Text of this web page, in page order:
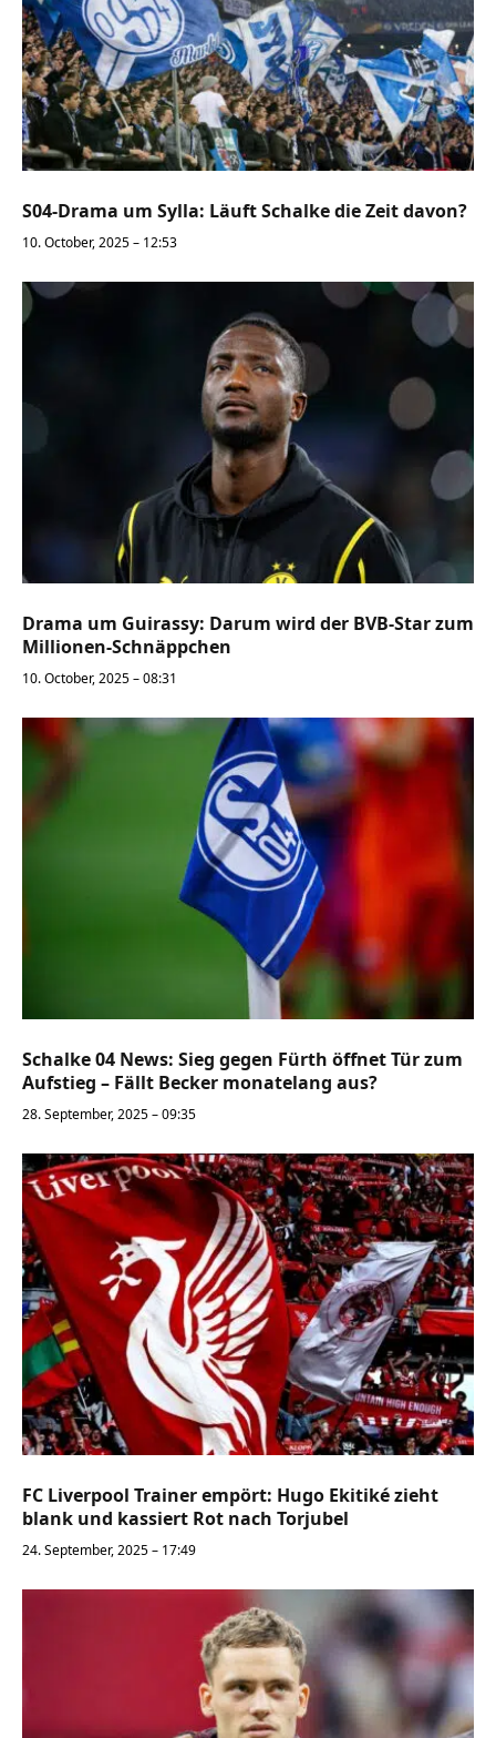
S04-Drama um Sylla: Läuft Schalke die Zeit davon?
10. October, 2025 – 12:53
Drama um Guirassy: Darum wird der BVB-Star zum
Millionen-Schnäppchen
10. October, 2025 – 08:31
Schalke 04 News: Sieg gegen Fürth öffnet Tür zum
Aufstieg – Fällt Becker monatelang aus?
28. September, 2025 – 09:35
FC Liverpool Trainer empört: Hugo Ekitiké zieht
blank und kassiert Rot nach Torjubel
24. September, 2025 – 17:49